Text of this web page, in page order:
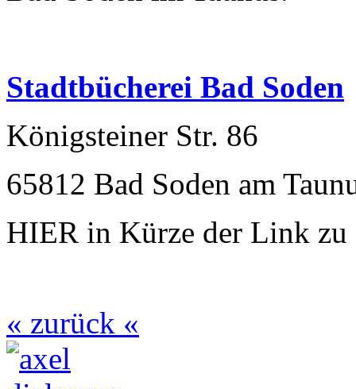
Stadtbücherei Bad Soden
Königsteiner Str. 86
65812 Bad Soden am
HIER in Kürze der Link zu
« zurück «